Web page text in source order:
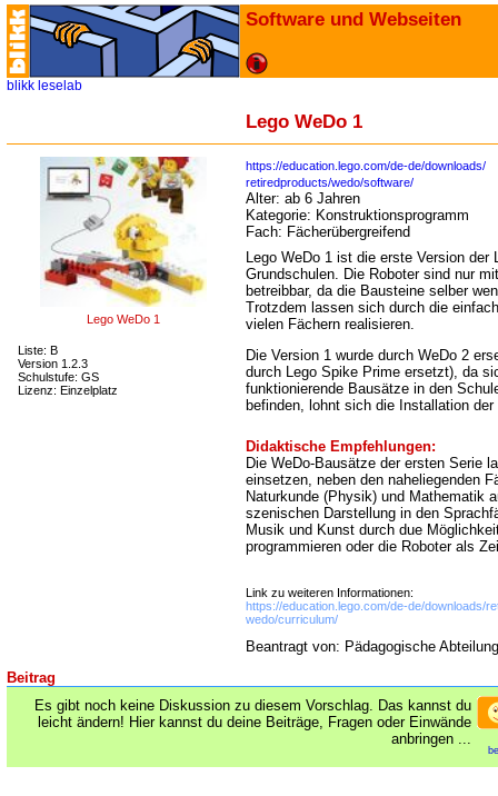
Software und Webseiten
blikk leselab
Lego WeDo 1
Lego WeDo 1
Liste: B
Version 1.2.3
Schulstufe: GS
Lizenz: Einzelplatz
https://education.lego.com/de-de/downloads/
retiredproducts/wedo/software/
Alter: ab 6 Jahren
Kategorie: Konstruktionsprogramm
Fach: Fächerübergreifend
Lego WeDo 1 ist die erste Version der
Grundschulen. Die Roboter sind nur
betreibbar, da die Bausteine selber
Trotzdem lassen sich durch die
vielen Fächern realisieren.
Die Version 1 wurde durch WeDo 2
durch Lego Spike Prime ersetzt), da
funktionierende Bausätze in den
befinden, lohnt sich die Installation
Didaktische Empfehlungen:
Die WeDo-Bausätze der ersten Serie
einsetzen, neben den naheliegenden
Naturkunde (Physik) und Mathematik
szenischen Darstellung in den
Musik und Kunst durch due
programmieren oder die Roboter als
Link zu weiteren Informationen:
https://education.lego.com/de-de/downloads/
wedo/curriculum/
Beantragt von: Pädagogische Abteilung
Beitrag
Es gibt noch keine Diskussion zu diesem Vorschlag. Das kannst du
leicht ändern! Hier kannst du deine Beiträge, Fragen oder Einwände
anbringen ...